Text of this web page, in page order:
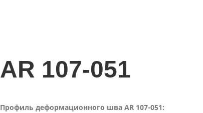
AR 107-051
Профиль деформационного шва AR 107-051: